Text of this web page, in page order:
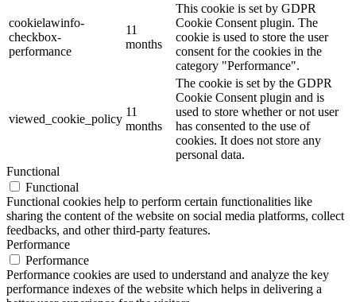
cookielawinfo-
checkbox-
performance
11
months
This cookie is set by GDPR
Cookie Consent plugin. The
cookie is used to store the user
consent for the cookies in the
category "Performance".
viewed_cookie_policy
11
months
The cookie is set by the GDPR
Cookie Consent plugin and is
used to store whether or not user
has consented to the use of
cookies. It does not store any
personal data.
Functional
Functional
Functional cookies help to perform certain functionalities like
sharing the content of the website on social media platforms, collect
feedbacks, and other third-party features.
Performance
Performance
Performance cookies are used to understand and analyze the key
performance indexes of the website which helps in delivering a